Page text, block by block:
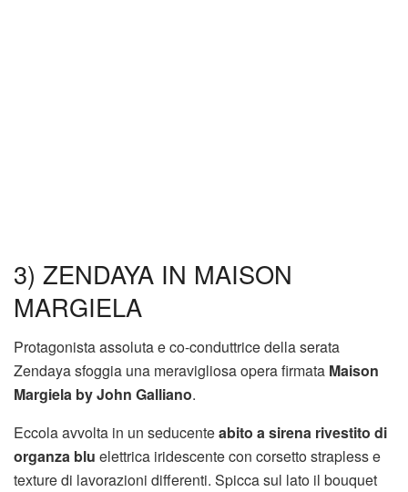
3) ZENDAYA IN MAISON
MARGIELA
Protagonista assoluta e co-conduttrice della serata
Zendaya sfoggia una meravigliosa opera firmata Maison
Margiela by John Galliano.
Eccola avvolta in un seducenteabito a sirena rivestito di
organza blu elettrica iridescente con corsetto strapless e
texture di lavorazioni differenti. Spicca sul lato il bouquet